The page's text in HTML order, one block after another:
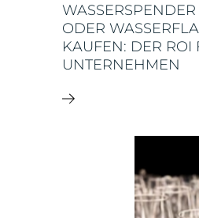
ODER
KAUFEN: DER ROI
UNTERNEHMEN